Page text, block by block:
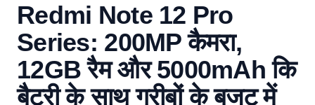
Redmi Note 12 Pro
Series: 200MP कैमरा,
12GB रैम और 5000mAh कि
बैटरी के साथ गरीबों के बजट में